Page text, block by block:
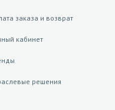
заказа и возврат
кабинет
решения